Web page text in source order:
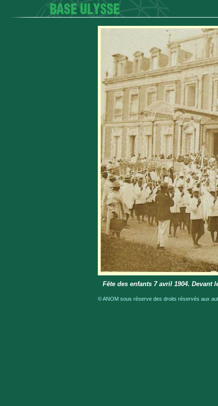
Fête des enfants 7 avril 1904. Devant
© ANOM sous réserve des droits réservés aux